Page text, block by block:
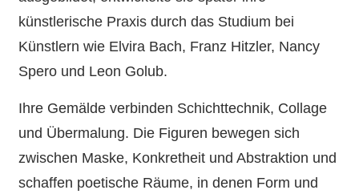
künstlerische Praxis durch das Studium bei
Künstlern wie Elvira Bach, Franz Hitzler, Nancy
Spero und Leon Golub.
Ihre Gemälde verbinden Schichttechnik, Collage
und Übermalung. Die Figuren bewegen sich
zwischen Maske, Konkretheit und Abstraktion und
schaffen poetische Räume, in denen Form und